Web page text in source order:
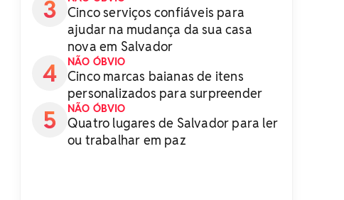
Cinco serviços confiáveis para
ajudar na mudança da sua casa
nova em Salvador
NÃO ÓBVIO
Cinco marcas baianas de itens
personalizados para surpreender
NÃO ÓBVIO
Quatro lugares de Salvador para ler
ou trabalhar em paz